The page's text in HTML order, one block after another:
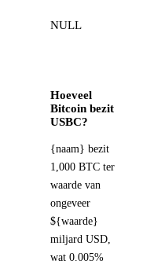
NULL
Hoeveel
Bitcoin bezit
USBC?
{naam} bezit
1,000 BTC ter
waarde van
ongeveer
${waarde}
miljard USD,
wat 0.005%